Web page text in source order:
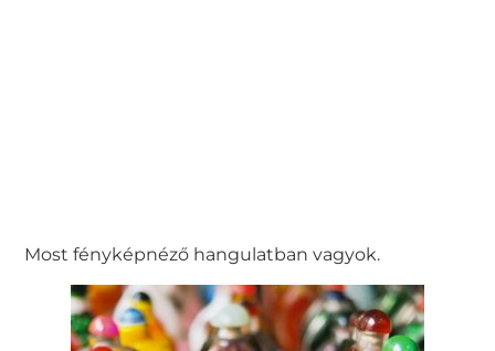
Most fényképnéző hangulatban vagyok.